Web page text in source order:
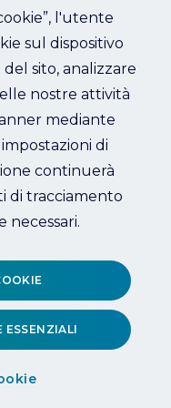
l'utente
sul dispositivo
sito, analizzare
nostre attività
mediante
di
continuerà
di tracciamento
necessari.
ESSENZIALI